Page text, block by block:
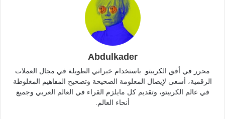
Abdulkader
محرر في أفق الكريبتو. باستخدام خبراتي الطويلة في مجال العملات
الرقمية، أسعى لإيصال المعلومة الصحيحة وتصحيح المفاهيم المغلوطة
في عالم الكريبتو، وتقديم كل مايلزم القراء في العالم العربي وجميع
أنحاء العالم.